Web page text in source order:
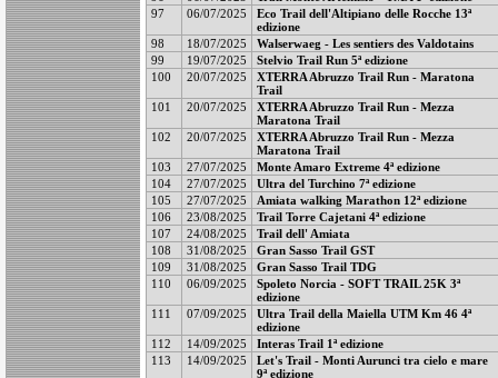
97
06/07/2025
Eco Trail dell'Altipiano delle Rocche 13ª
edizione
98
18/07/2025
Walserwaeg - Les sentiers des Valdotains
99
19/07/2025
Stelvio Trail Run 5ª edizione
100
20/07/2025
XTERRA Abruzzo Trail Run - Maratona
Trail
101
20/07/2025
XTERRA Abruzzo Trail Run - Mezza
Maratona Trail
102
20/07/2025
XTERRA Abruzzo Trail Run - Mezza
Maratona Trail
103
27/07/2025
Monte Amaro Extreme 4ª edizione
104
27/07/2025
Ultra del Turchino 7ª edizione
105
27/07/2025
Amiata walking Marathon 12ª edizione
106
23/08/2025
Trail Torre Cajetani 4ª edizione
107
24/08/2025
Trail dell' Amiata
108
31/08/2025
Gran Sasso Trail GST
109
31/08/2025
Gran Sasso Trail TDG
110
06/09/2025
Spoleto Norcia - SOFT TRAIL 25K 3ª
edizione
111
07/09/2025
Ultra Trail della Maiella UTM Km 46 4ª
edizione
112
14/09/2025
Interas Trail 1ª edizione
113
14/09/2025
Let's Trail - Monti Aurunci tra cielo e mare
9ª edizione